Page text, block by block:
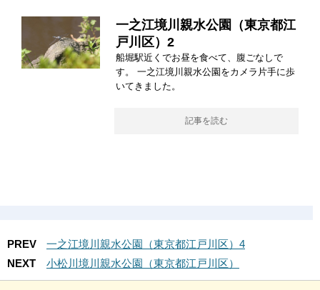
一之江境川親水公園（東京都江
戸川区）2
船堀駅近くでお昼を食べて、腹ごなしで
す。 一之江境川親水公園をカメラ片手に歩
いてきました。
記事を読む
PREV
一之江境川親水公園（東京都江戸川区）4
NEXT
小松川境川親水公園（東京都江戸川区）